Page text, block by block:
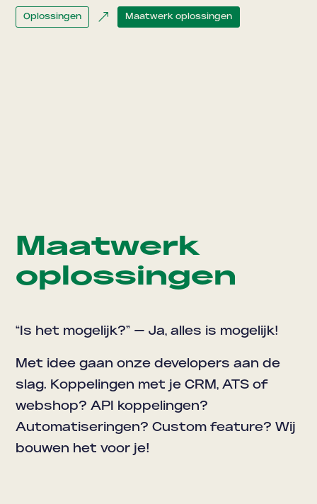
Oplossingen & Maatwerk oplossingen
Maatwerk
oplossingen
“Is het mogelijk?” — Ja, alles is mogelijk!
Met idee gaan onze developers aan de
slag. Koppelingen met je CRM, ATS of
webshop? API koppelingen?
Automatiseringen? Custom feature? Wij
bouwen het voor je!